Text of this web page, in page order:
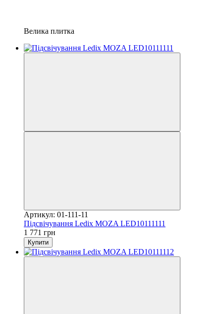
Велика плитка
Артикул: 01-111-11
Підсвічування Ledix MOZA LED10111111
1 771 грн
Купити